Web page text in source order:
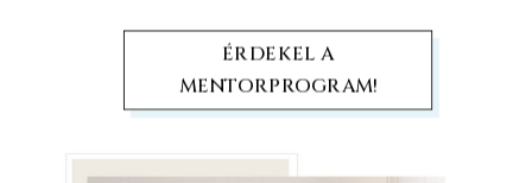
ÉRDEKEL A
MENTORPROGRAM!